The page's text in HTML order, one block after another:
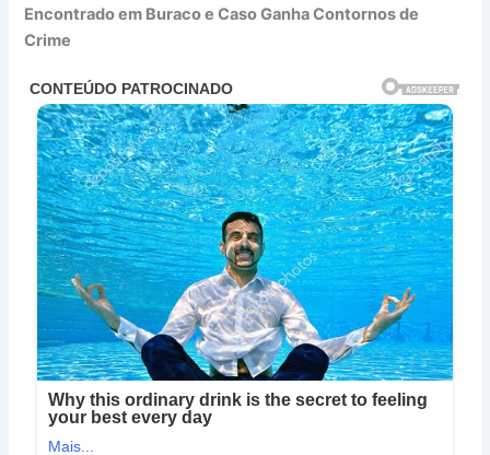
Encontrado em Buraco e Caso Ganha Contornos de
Crime